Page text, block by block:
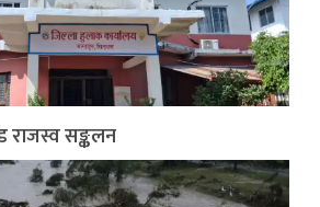
राजस्व सङ्कलन